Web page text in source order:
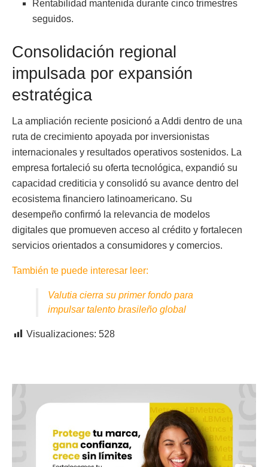
Rentabilidad mantenida durante cinco trimestres
seguidos.
Consolidación regional
impulsada por expansión
estratégica
La ampliación reciente posicionó a Addi dentro de una
ruta de crecimiento apoyada por inversionistas
internacionales y resultados operativos sostenidos. La
empresa fortaleció su oferta tecnológica, expandió su
capacidad crediticia y consolidó su avance dentro del
ecosistema financiero latinoamericano. Su
desempeño confirmó la relevancia de modelos
digitales que promueven acceso al crédito y fortalecen
servicios orientados a consumidores y comercios.
También te puede interesar leer:
Valutia cierra su primer fondo para
impulsar talento brasileño global
Visualizaciones: 528